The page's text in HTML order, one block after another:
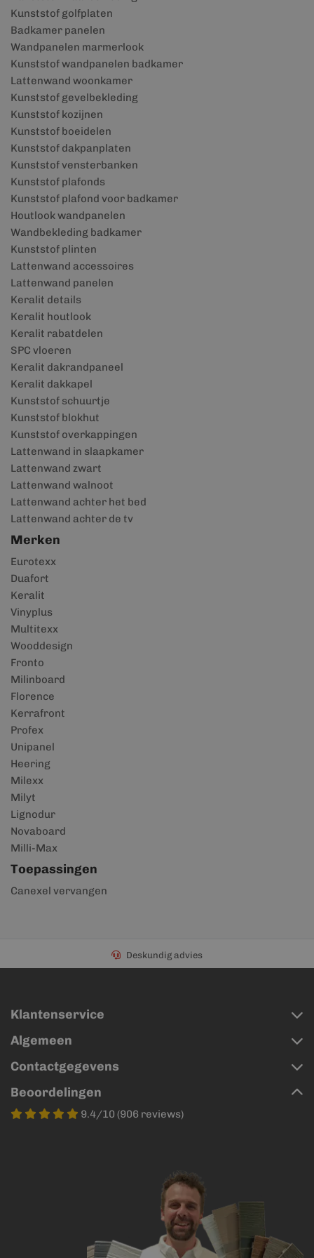
Kunststof golfplaten
Badkamer panelen
Wandpanelen marmerlook
Kunststof wandpanelen badkamer
Lattenwand woonkamer
Kunststof gevelbekleding
Kunststof kozijnen
Kunststof boeidelen
Kunststof dakpanplaten
Kunststof vensterbanken
Kunststof plafonds
Kunststof plafond voor badkamer
Houtlook wandpanelen
Wandbekleding badkamer
Kunststof plinten
Lattenwand accessoires
Lattenwand panelen
Keralit details
Keralit houtlook
Keralit rabatdelen
SPC vloeren
Keralit dakrandpaneel
Keralit dakkapel
Kunststof schuurtje
Kunststof blokhut
Kunststof overkappingen
Lattenwand in slaapkamer
Lattenwand zwart
Lattenwand walnoot
Lattenwand achter het bed
Lattenwand achter de tv
Merken
Eurotexx
Duafort
Keralit
Vinyplus
Multitexx
Wooddesign
Fronto
Milinboard
Florence
Kerrafront
Profex
Unipanel
Heering
Milexx
Milyt
Lignodur
Novaboard
Milli-Max
Toepassingen
Canexel vervangen
Deskundig advies
Klantenservice
Algemeen
Contactgegevens
Beoordelingen
9.4/10 (906 reviews)